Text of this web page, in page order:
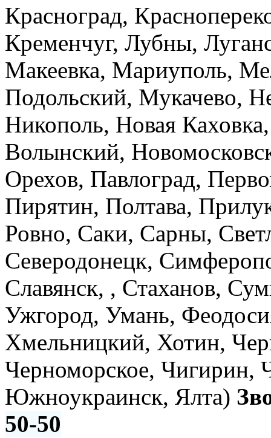
Красноград,
Кременчуг, Лубны,
Макеевка, Мариуполь,
Подольский, Мукачево,
Никополь, Новая
Волынский,
Орехов, Павлоград,
Пирятин, Полтава,
Ровно, Саки, Сарны,
Северодонецк,
Славянск, , Стаханов,
Ужгород, Умань,
Хмельницкий, Хотин,
Черноморское,
Южноукраинск, Ялта)
50-50